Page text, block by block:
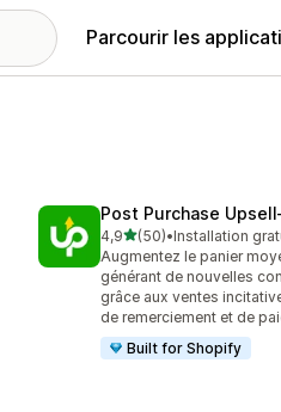
Parcourir les
Post Purchase
4,9étoile(s) sur 5
(50)
50 avis au total
•Installation
Augmentez le panier
générant de nouvelles
grâce aux ventes
de remerciement et de
Built for Shopify